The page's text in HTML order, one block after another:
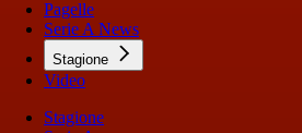
Pagelle
Serie A News
Stagione
Video
Stagione